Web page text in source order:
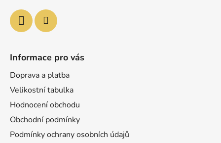
Informace pro vás
Doprava a platba
Velikostní tabulka
Hodnocení obchodu
Obchodní podmínky
Podmínky ochrany osobních údajů